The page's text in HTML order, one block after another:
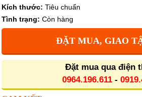
Kích thước: Tiêu chuẩn
Tình trạng: Còn hàng
ĐẶT MUA, GIAO
Đặt mua qua điện
0964.196.611 -